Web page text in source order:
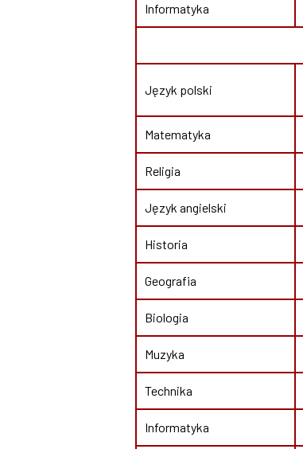
Informatyka
Język polski
Matematyka
Religia
Język angielski
Historia
Geografia
Biologia
Muzyka
Technika
Informatyka